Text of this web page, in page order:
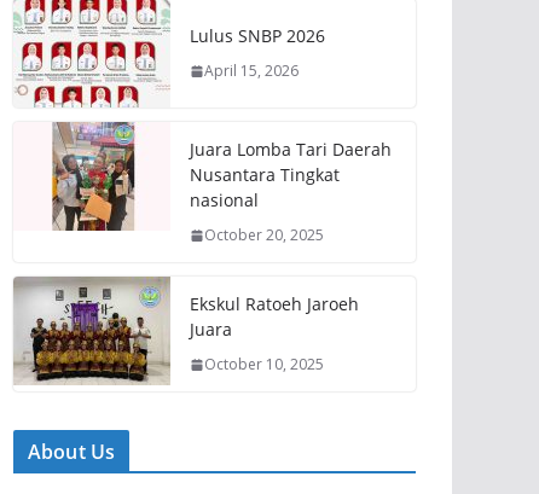
Lulus SNBP 2026
April 15, 2026
Juara Lomba Tari Daerah
Nusantara Tingkat
nasional
October 20, 2025
Ekskul Ratoeh Jaroeh
Juara
October 10, 2025
About Us